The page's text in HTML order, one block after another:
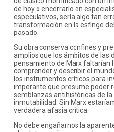
de hoy o encerrarlo en
especulativos, sería algo tan
transformación en la esfinge
pasado.
Su obra conserva confines y
amplios que los ámbitos de las
pensamiento de Marx faltarían
comprender y describir el
los instrumentos críticos para
imperante que presume poder
semblanzas antihistóricas de la
inmutabilidad. Sin Marx
verdadera afasia crítica.
No debe engañarnos la